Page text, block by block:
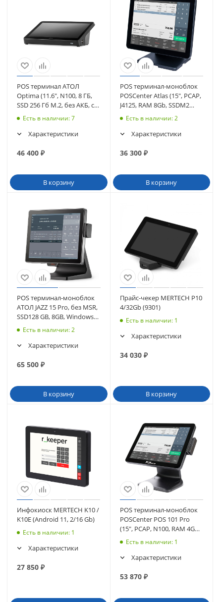
POS терминал АТОЛ
Optima (11.6", N100, 8 ГБ,
SSD 256 Гб M.2, без АКБ, с
ОС), WiFi. V8 (64794)
Есть в наличии: 7
Характеристики
46 400 ₽
В корзину
POS терминал-моноблок
POSCenter Atlas (15", PCAP,
J4125, RAM 8Gb, SSDM2
128Gb, MSR) без ОС (4194)
Есть в наличии: 2
Характеристики
36 300₽
В корзину
POS терминал-моноблок
АТОЛ JAZZ 15 Pro, без MSR,
SSD128 GB, 8GB, Windows
10 IoT. (59609)
Есть в наличии: 2
Характеристики
65 500 ₽
В корзину
Прайс-чекер MERTECH P10
4/32Gb (9301)
Есть в наличии: 1
Характеристики
34 030₽
В корзину
Инфокиоск MERTECH K10 /
K10E (Android 11, 2/16 Gb)
Есть в наличии: 1
Характеристики
27 850 ₽
POS терминал-моноблок
POSCenter POS 101 Pro
(15", PCAP, N100, RAM 4Gb,
SSD M2 128Gb, MSR) без
Есть в наличии: 1
Характеристики
53 870₽